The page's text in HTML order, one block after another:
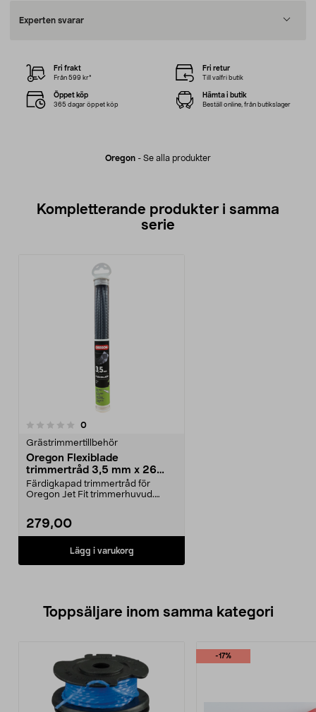
Experten svarar
Oregon - Se alla produkter
Fri frakt
Från 599 kr*
Fri retur
Till valfri butik
Öppet köp
365 dagar öppet köp
Hämta i butik
Beställ online, från butikslager
Kompletterande produkter i samma
serie
0recensioner
Grästrimmertillbehör
Oregon Flexiblade
trimmertråd 3,5 mm x 26
cm, 20-pack
Färdigkapad trimmertråd för
Oregon Jet Fit trimmerhuvud.
279,00
Lägg i varukorg
Toppsäljare inom samma kategori
-17%